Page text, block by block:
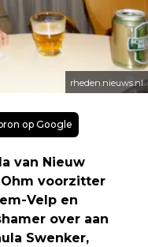
rheden.nieuws.nl
op Google
van Nieuw
voorzitter
Velp en
over aan
Swenker,